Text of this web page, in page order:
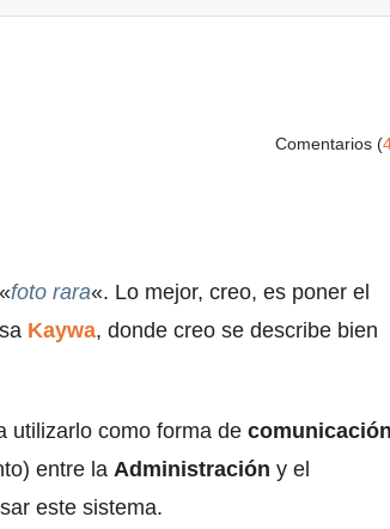
Comentarios (
foto rara«. Lo mejor, creo, es poner el
Kaywa, donde creo se describe bien
utilizarlo como forma de comunicación
entre la Administración y el
este sistema.